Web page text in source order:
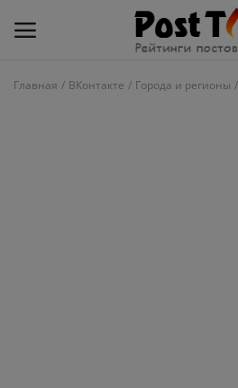
Главная ВКонтакте Города и регионы